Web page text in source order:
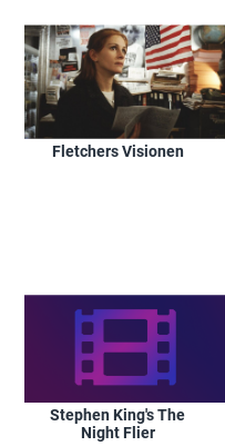
Fletchers Visionen
Stephen King's The
Night Flier